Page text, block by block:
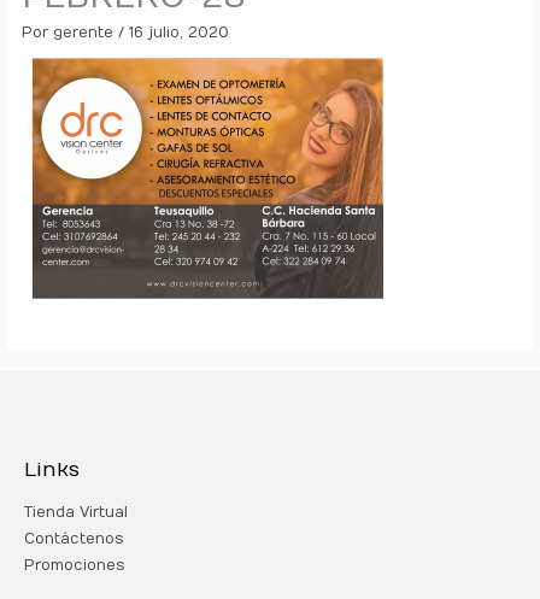
Por gerente/16 julio, 2020
Links
Tienda Virtual
Contáctenos
Promociones